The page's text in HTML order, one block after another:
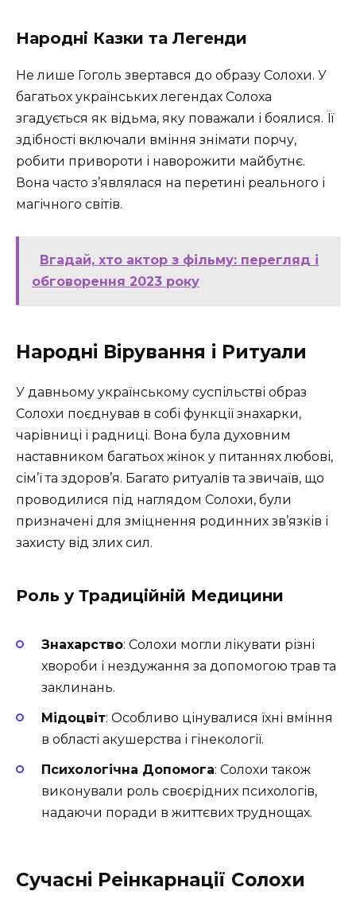
Народні Казки та Легенди
Не лише Гоголь звертався до образу Солохи. У
багатьох українських легендах Солоха
згадується як відьма, яку поважали і боялися. Її
здібності включали вміння знімати порчу,
робити привороти і наворожити майбутнє.
Вона часто з’являлася на перетині реального і
магічного світів.
Вгадай, хто актор з фільму: перегляд і
обговорення 2023 року
Народні Вірування і Ритуали
У давньому українському суспільстві образ
Солохи поєднував в собі функції знахарки,
чарівниці і радниці. Вона була духовним
наставником багатьох жінок у питаннях любові,
сім’ї та здоров’я. Багато ритуалів та звичаїв, що
проводилися під наглядом Солохи, були
призначені для зміцнення родинних зв’язків і
захисту від злих сил.
Роль у Традиційній Медицини
Знахарство: Солохи могли лікувати різні
хвороби і нездужання за допомогою трав та
заклинань.
Мідоцвіт: Особливо цінувалися їхні вміння
в області акушерства і гінекології.
Психологічна Допомога: Солохи також
виконували роль своєрідних психологів,
надаючи поради в життєвих труднощах.
Сучасні Реінкарнації Солохи